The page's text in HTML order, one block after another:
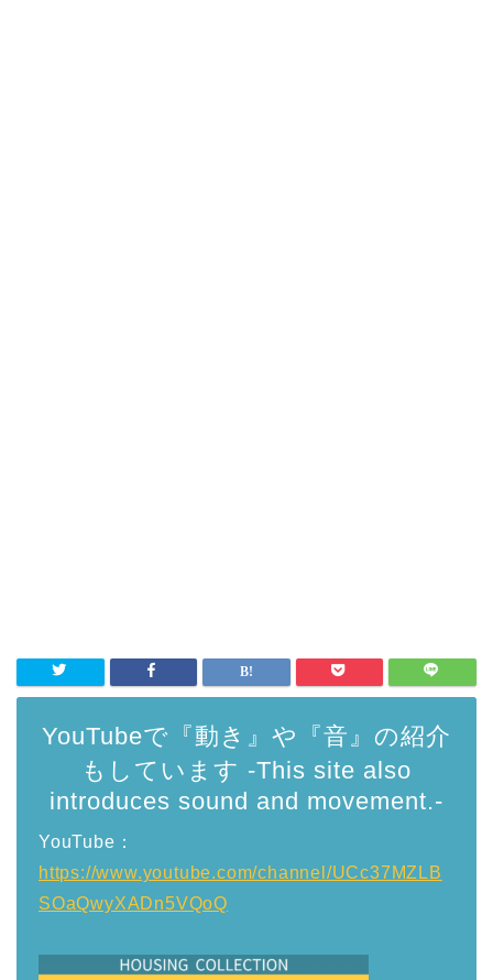
YouTubeで『動き』や『音』の紹介
もしています -This site also
introduces sound and movement.-
YouTube：
https://www.youtube.com/channel/UCc37MZLB
SOaQwyXADn5VQoQ